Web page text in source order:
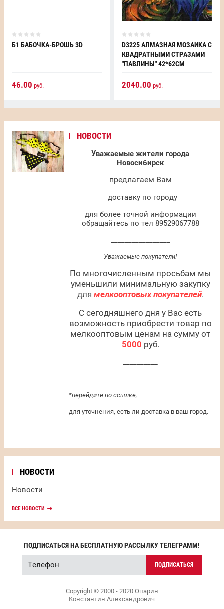
НОВОСТИ
Уважаемые жители города
Новосибирск
предлагаем Вам
доставку по городу
для более точной информации
обращайтесь по тел 89529067788
Уважаемые покупатели!
По многочисленным просьбам мы
уменьшили минимальную закупку
для мелкооптовых покупателей.
С сегодняшнего дня у Вас есть
возможность приобрести товар по
мелкооптовым ценам на сумму от
5000 руб.
*перейдите по ссылке,
для уточнения, есть ли доставка в ваш город.
НОВОСТИ
Новости
ВСЕ НОВОСТИ
Б1 БАБОЧКА-БРОШЬ 3D
46.00 руб.
D3225 АЛМАЗНАЯ МОЗАИКА С
КВАДРАТНЫМИ СТРАЗАМИ
"ПАВЛИНЫ" 42*62СМ
2040.00 руб.
ПОДПИСАТЬСЯ НА БЕСПЛАТНУЮ РАССЫЛКУ ТЕЛЕГРАММ!
ПОДПИСАТЬСЯ
Copyright © 2000 - 2020 Опарин
Константин Александрович